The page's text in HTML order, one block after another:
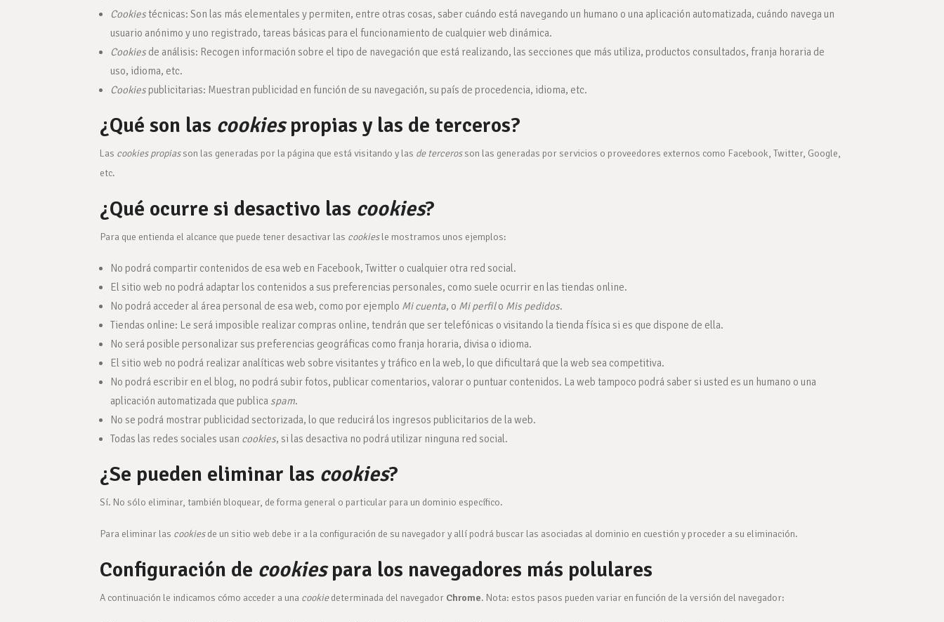
Cookiestécnicas: Son las más elementales y permiten, entre otras cosas, saber cuándo está navegando un humano o una aplicación automatizada, cuándo navega un
usuario anónimo y uno registrado, tareas básicas para el funcionamiento de cualquier web dinámica.
Cookies de análisis: Recogen información sobre el tipo de navegación que está realizando, las secciones que más utiliza, productos consultados, franja horaria de
uso, idioma, etc.
Cookies publicitarias: Muestran publicidad en función de su navegación, su país de procedencia, idioma, etc.
¿Qué son las cookiespropias y las de terceros?
Las cookies propiasson las generadas por la página que está visitando y las de tercerosson las generadas por servicios o proveedores externos como Facebook, Twitter, Google,
etc.
¿Qué ocurre si desactivo las cookies?
Para que entienda el alcance que puede tener desactivar las cookiesle mostramos unos ejemplos:
No podrá compartir contenidos de esa web en Facebook, Twitter o cualquier otra red social.
El sitio web no podrá adaptar los contenidos a sus preferencias personales, como suele ocurrir en las tiendas online.
No podrá acceder al área personal de esa web, como por ejemplo Mi cuenta, o Mi perfilo Mis pedidos.
Tiendas online: Le será imposible realizar compras online, tendrán que ser telefónicas o visitando la tienda física si es que dispone de ella.
No será posible personalizar sus preferencias geográficas como franja horaria, divisa o idioma.
El sitio web no podrá realizar analíticas web sobre visitantes y tráfico en la web, lo que dificultará que la web sea competitiva.
No podrá escribir en el blog, no podrá subir fotos, publicar comentarios, valorar o puntuar contenidos. La web tampoco podrá saber si usted es un humano o una
aplicación automatizada que publica spam.
No se podrá mostrar publicidad sectorizada, lo que reducirá los ingresos publicitarios de la web.
Todas las redes sociales usan cookies, si las desactiva no podrá utilizar ninguna red social.
¿Se pueden eliminar las cookies?
Sí. No sólo eliminar, también bloquear, de forma general o particular para un dominio específico.
Para eliminar las cookiesde un sitio web debe ir a la configuración de su navegador y allí podrá buscar las asociadas al dominio en cuestión y proceder a su eliminación.
Configuración de cookiespara los navegadores más polulares
A continuación le indicamos cómo acceder a una cookiedeterminada del navegador Chrome. Nota: estos pasos pueden variar en función de la versión del navegador: